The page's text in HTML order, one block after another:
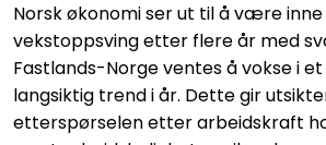
Norsk økonomi ser ut til å være
vekstoppsving etter flere år med
Fastlands-Norge ventes å vokse i
langsiktig trend i år. Dette gir
etterspørselen etter arbeidskraft